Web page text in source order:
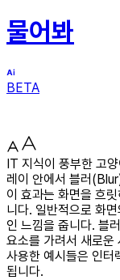
물어봐
BETA
IT 지식이 풍부한 고
레이 안에서 블러
이 효과는 화면을 흐
니다. 일반적으로 화
인 느낌을 줍니다. 블
요소를 가려서 새로운
사용한 예시들은 인터
됩니다.